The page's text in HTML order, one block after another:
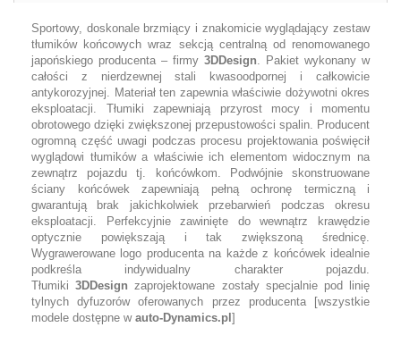
Sportowy, doskonale brzmiący i znakomicie wyglądający zestaw
tłumików końcowych wraz sekcją centralną od renomowanego
japońskiego producenta – firmy 3DDesign. Pakiet wykonany w
całości z nierdzewnej stali kwasoodpornej i całkowicie
antykorozyjnej. Materiał ten zapewnia właściwie dożywotni okres
eksploatacji. Tłumiki zapewniają przyrost mocy i momentu
obrotowego dzięki zwiększonej przepustowości spalin. Producent
ogromną część uwagi podczas procesu projektowania poświęcił
wyglądowi tłumików a właściwie ich elementom widocznym na
zewnątrz pojazdu tj. końcówkom. Podwójnie skonstruowane
ściany końcówek zapewniają pełną ochronę termiczną i
gwarantują brak jakichkolwiek przebarwień podczas okresu
eksploatacji. Perfekcyjnie zawinięte do wewnątrz krawędzie
optycznie powiększają i tak zwiększoną średnicę.
Wygrawerowane logo producenta na każde z końcówek idealnie
podkreśla indywidualny charakter pojazdu.
Tłumiki3DDesign zaprojektowane zostały specjalnie pod linię
tylnych dyfuzorów oferowanych przez producenta [wszystkie
modele dostępne w auto-Dynamics.pl ]